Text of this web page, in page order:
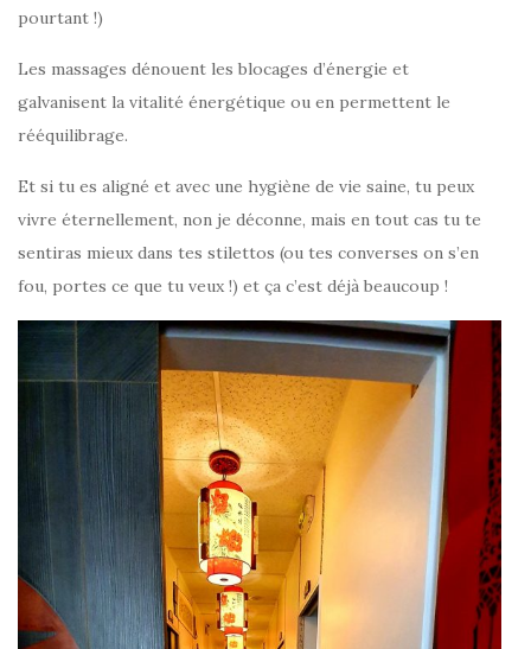
pourtant !)
Les massages dénouent les blocages d’énergie et
galvanisent la vitalité énergétique ou en permettent le
rééquilibrage.
Et si tu es aligné et avec une hygiène de vie saine, tu peux
vivre éternellement, non je déconne, mais en tout cas tu te
sentiras mieux dans tes stilettos (ou tes converses on s’en
fou, portes ce que tu veux !) et ça c’est déjà beaucoup !